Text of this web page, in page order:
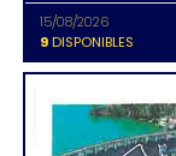
15/08/2026
9DISPONIBLES